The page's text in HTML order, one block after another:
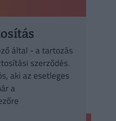
által - a tartozás
szerződés.
aki az esetleges
a